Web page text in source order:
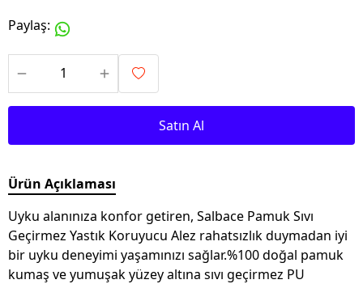
Paylaş:
Satın Al
Ürün Açıklaması
Uyku alanınıza konfor getiren, Salbace Pamuk Sıvı
Geçirmez Yastık Koruyucu Alez rahatsızlık duymadan iyi
bir uyku deneyimi yaşamınızı sağlar.%100 doğal pamuk
kumaş ve yumuşak yüzey altına sıvı geçirmez PU